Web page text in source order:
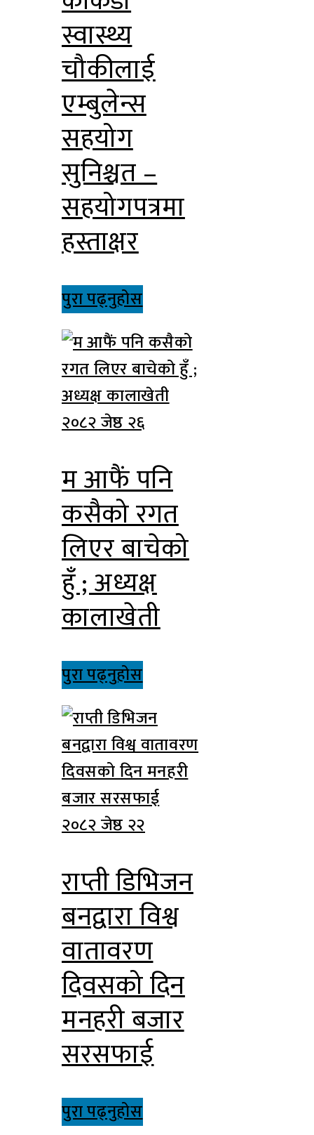
स्वास्थ्य
चौकीलाई
एम्बुलेन्स
सहयोग
सुनिश्चत –
सहयोगपत्रमा
हस्ताक्षर
पुरा पढ्नुहोस
२०८२ जेष्ठ २६
म आफैं पनि
कसैको रगत
लिएर बाचेको
हुँ ; अध्यक्ष
कालाखेती
पुरा पढ्नुहोस
२०८२ जेष्ठ २२
राप्ती डिभिजन
बनद्वारा विश्व
वातावरण
दिवसको दिन
मनहरी बजार
सरसफाई
पुरा पढ्नुहोस